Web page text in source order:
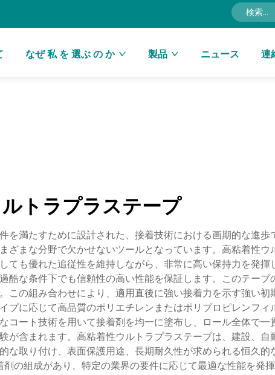
なぜ 私 を 選ぶ の か 製品 ニュース 連
トラプラステープ
満たすために設計された、接着技術における画期的な進歩
まな分野で欠かせないツールとなっています。高粘着性ウ
も優れた追従性を維持しながら、非常に高い保持力を発揮
な条件下でも信頼性の高い性能を保証します。このテープ
の組み合わせにより、適用直後に強い接着力を示す強い
に応じて高品質のポリエチレンまたはポリプロピレンフ
ート技術を用いて接着剤を均一に塗布し、ロール全体で一
含まれます。高粘着性ウルトラプラステープは、建設、自
取り付け、表面保護用途、長期耐久性が求められる恒久的
の組成があり、特定の業界の要件に応じて最適な性能を発